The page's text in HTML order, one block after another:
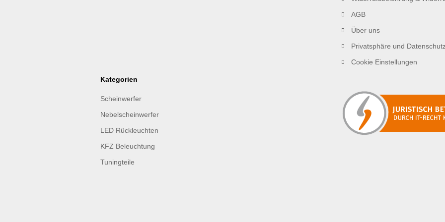
AGB
Über uns
Privatsphäre und
Cookie Einstellungen
Kategorien
Scheinwerfer
Nebelscheinwerfer
LED Rückleuchten
KFZ Beleuchtung
Tuningteile